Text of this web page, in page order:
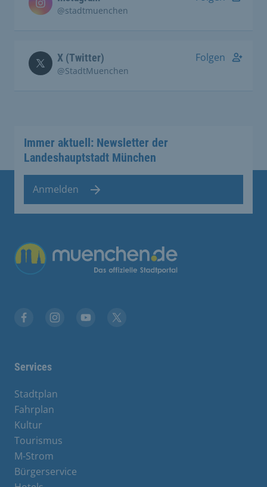
@stadtmuenchen
X (Twitter)
@StadtMuenchen
Folgen
Immer aktuell: Newsletter der
Landeshauptstadt München
Anmelden
Übergreifende Links
Services
Stadtplan
Fahrplan
Kultur
Tourismus
M-Strom
Bürgerservice